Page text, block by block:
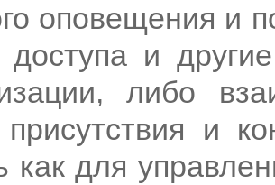
оповещения и
доступа и
либо
присутствия и
как для